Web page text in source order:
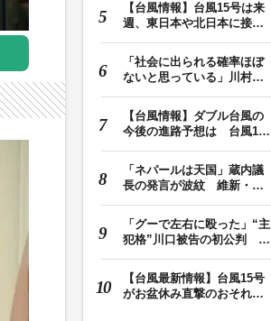
【台風情報】台風15号は来
週、東日本や北日本に接近
「社会に出られる確率ほぼ
ないと思っている」川村葉
【台風情報】ダブル台風の
今後の進路予想は 台風13
「ネパールは天国」蔵内議
長の発言が波紋 維新・吉
「グーで左右に殴った」“主
犯格”川口被告の初公判 共
【台風最新情報】台風15号
がお盆休み直撃のおそれ